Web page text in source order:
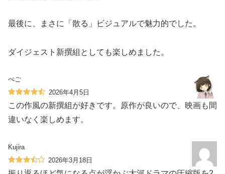
最後に、まさに「散る」ビジュアルで魅力的でした。
ダイジェスト新撰組としても楽しめました。
ぺご
2026年4月5日
この作風の新撰組が好きです。原作が良いので、映画も間
違いなく楽しめます。
Kujira
2026年3月18日